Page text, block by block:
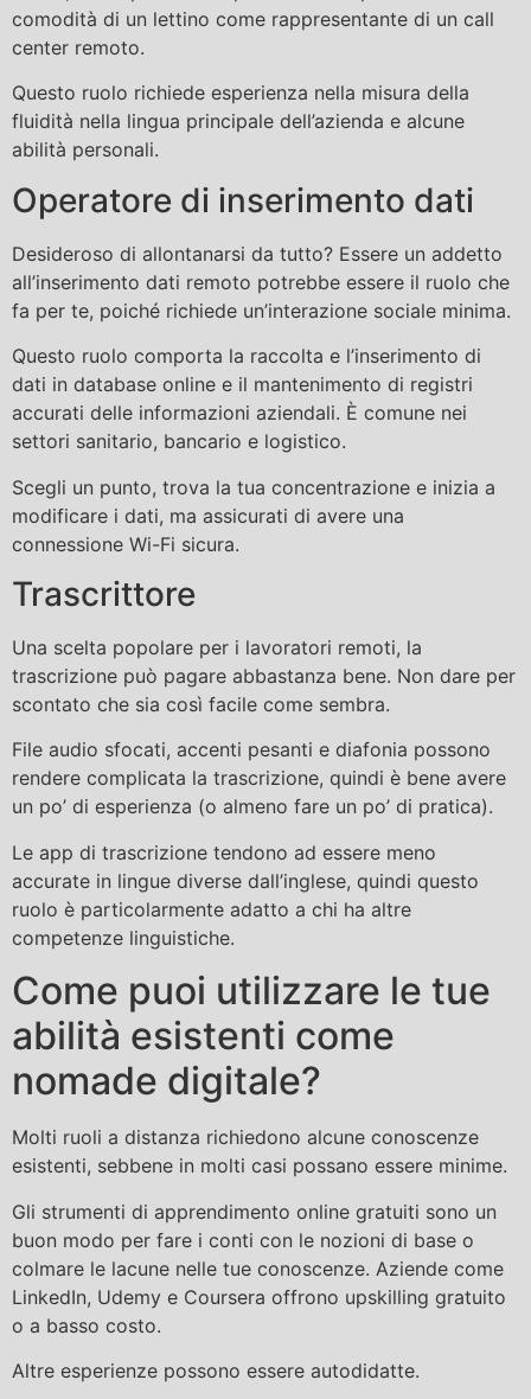
comodità di un lettino come rappresentante di un call
center remoto.
Questo ruolo richiede esperienza nella misura della
fluidità nella lingua principale dell’azienda e alcune
abilità personali.
Operatore di inserimento dati
Desideroso di allontanarsi da tutto? Essere un addetto
all’inserimento dati remoto potrebbe essere il ruolo che
fa per te, poiché richiede un’interazione sociale minima.
Questo ruolo comporta la raccolta e l’inserimento di
dati in database online e il mantenimento di registri
accurati delle informazioni aziendali. È comune nei
settori sanitario, bancario e logistico.
Scegli un punto, trova la tua concentrazione e inizia a
modificare i dati, ma assicurati di avere una
connessione Wi-Fi sicura.
Trascrittore
Una scelta popolare per i lavoratori remoti, la
trascrizione può pagare abbastanza bene. Non dare per
scontato che sia così facile come sembra.
File audio sfocati, accenti pesanti e diafonia possono
rendere complicata la trascrizione, quindi è bene avere
un po’ di esperienza (o almeno fare un po’ di pratica).
Le app di trascrizione tendono ad essere meno
accurate in lingue diverse dall’inglese, quindi questo
ruolo è particolarmente adatto a chi ha altre
competenze linguistiche.
Come puoi utilizzare le tue
abilità esistenti come
nomade digitale?
Molti ruoli a distanza richiedono alcune conoscenze
esistenti, sebbene in molti casi possano essere minime.
Gli strumenti di apprendimento online gratuiti sono un
buon modo per fare i conti con le nozioni di base o
colmare le lacune nelle tue conoscenze. Aziende come
LinkedIn, Udemy e Coursera offrono upskilling gratuito
o a basso costo.
Altre esperienze possono essere autodidatte.